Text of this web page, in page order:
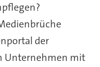
der
Unternehmen mit